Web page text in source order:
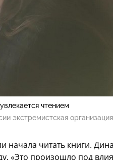
чтением
экстремистская
начала читать книги.
«Это произошло под